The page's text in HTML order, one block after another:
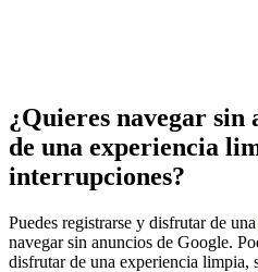
¿Quieres navegar
de una experiencia
interrupciones?
Puedes registrarse y disfrutar de una
navegar sin anuncios de Google.
disfrutar de una experiencia limpia,